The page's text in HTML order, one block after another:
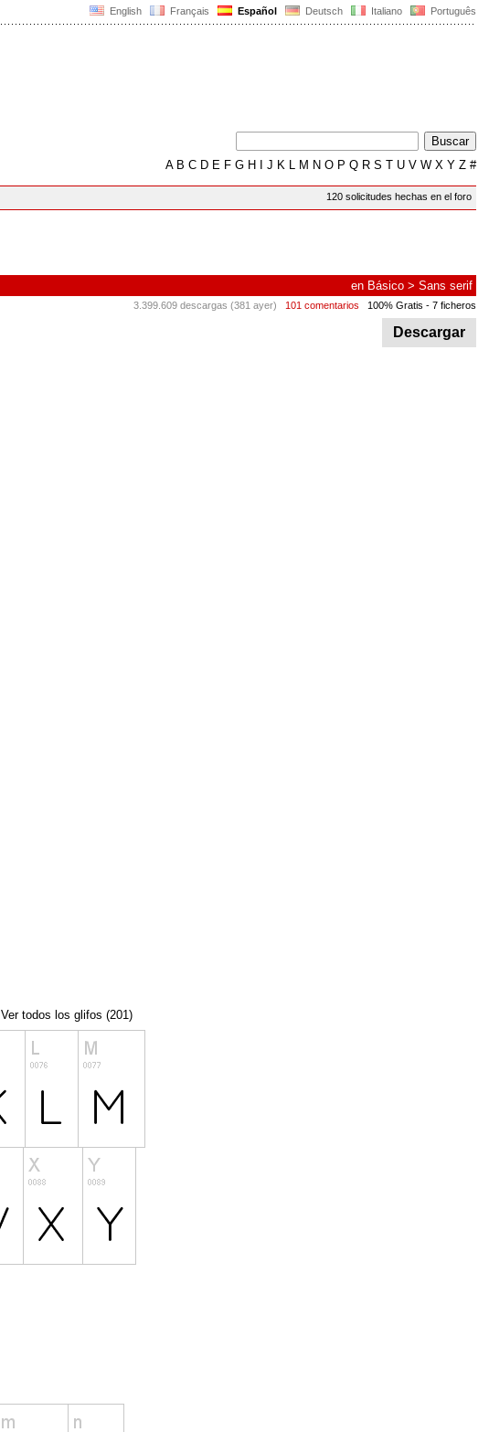
English Français Español Deutsch Italiano Português
AB C D E F G H J K L M N O P Q R S T U V W X Y Z #
120 solicitudes hechas en el foro
en Básico > Sans serif
3.399.609 descargas (381 ayer) 101 comentarios 100% Gratis - 7 ficheros
Descargar
Ver todos los glifos (201)